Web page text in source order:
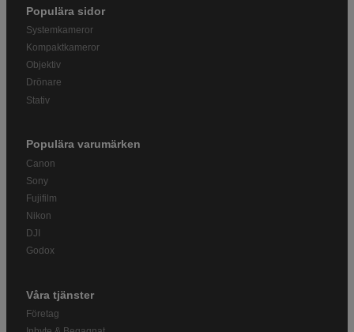
Populära sidor
Systemkameror
Kompaktkameror
Objektiv
Drönare
Stativ
Populära varumärken
Canon
Sony
Fujifilm
Nikon
DJI
Godox
Våra tjänster
Företag